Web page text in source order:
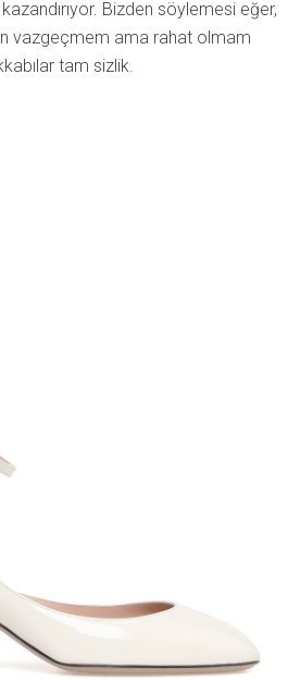
Bizden söylemesi eğer,
vazgeçmem ama rahat olmam
tam sizlik.